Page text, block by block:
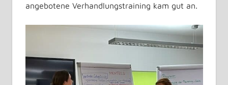
angebotene Verhandlungstraining kam gut an.